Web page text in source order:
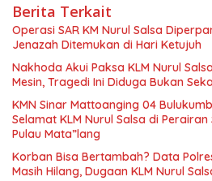
Berita Terkait
Operasi SAR KM Nurul Salsa
Jenazah Ditemukan di Hari Ketujuh
‎Nakhoda Akui Paksa KLM Nurul
Mesin, Tragedi Ini Diduga Bukan
‎KMN Sinar Mattoanging 04
Selamat KLM Nurul Salsa di
Pulau Mata”lang
‎Korban Bisa Bertambah? Data
Masih Hilang, Dugaan KLM Nurul